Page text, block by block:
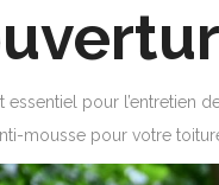
essentiel pour l’entretien
mousse pour votre